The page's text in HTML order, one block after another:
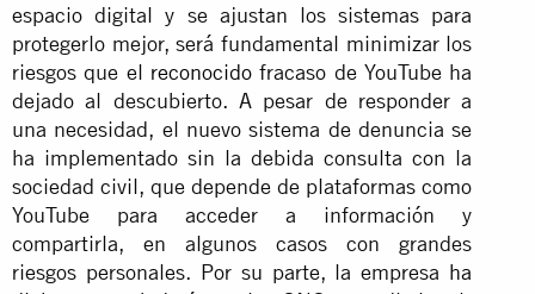
espacio digital y se ajustan los sistemas para
protegerlo mejor, será fundamental minimizar los
riesgos que el reconocidofracaso de YouTube ha
dejado al descubierto. A pesar de responder a
una necesidad, el nuevo sistema de denuncia se
ha implementado sin la debida consulta con la
sociedad civil, que depende de plataformas como
YouTube para acceder a información y
compartirla, en algunos casos con grandes
riesgos personales. Por su parte, la empresa ha